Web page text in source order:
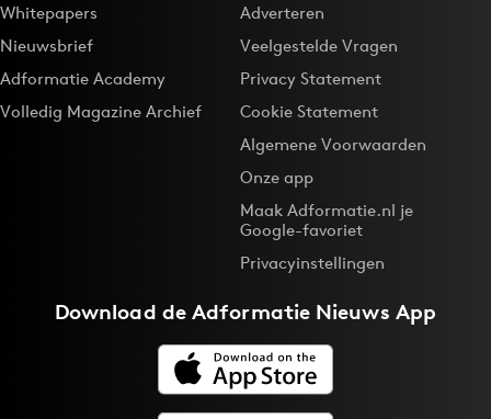
Whitepapers
Nieuwsbrief
Adformatie Academy
Volledig Magazine Archief
Adverteren
Veelgestelde Vragen
Privacy Statement
Cookie Statement
Algemene Voorwaarden
Onze app
Maak Adformatie.nl je
Google-favoriet
Privacyinstellingen
Download deAdformatie Nieuws App